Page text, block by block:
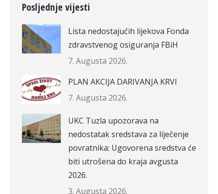
Posljednje vijesti
Lista nedostajućih lijekova Fonda
zdravstvenog osiguranja FBiH
7. Augusta 2026.
PLAN AKCIJA DARIVANJA KRVI
7. Augusta 2026.
UKC Tuzla upozorava na
nedostatak sredstava za liječenje
povratnika: Ugovorena sredstva će
biti utrošena do kraja avgusta
2026.
3. Augusta 2026.